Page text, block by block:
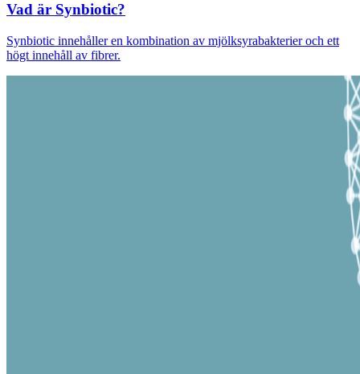
Vad är Synbiotic?
Synbiotic innehåller en kombination av mjölksyrabakterier och ett
högt innehåll av fibrer.